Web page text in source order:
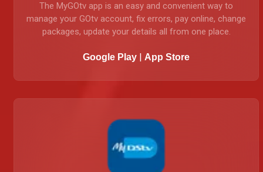
The MyGOtv app is an easy and convenient way to
manage your GOtv account, fix errors, pay online, change
packages, update your details all from one place.
Google Play App Store